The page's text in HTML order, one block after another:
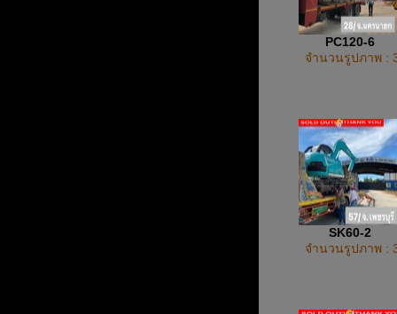
PC120-6
จำนวนรูปภาพ :
SK60-2
จำนวนรูปภาพ :